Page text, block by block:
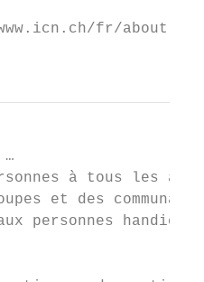
fr/about-
à tous les
et des
personnes